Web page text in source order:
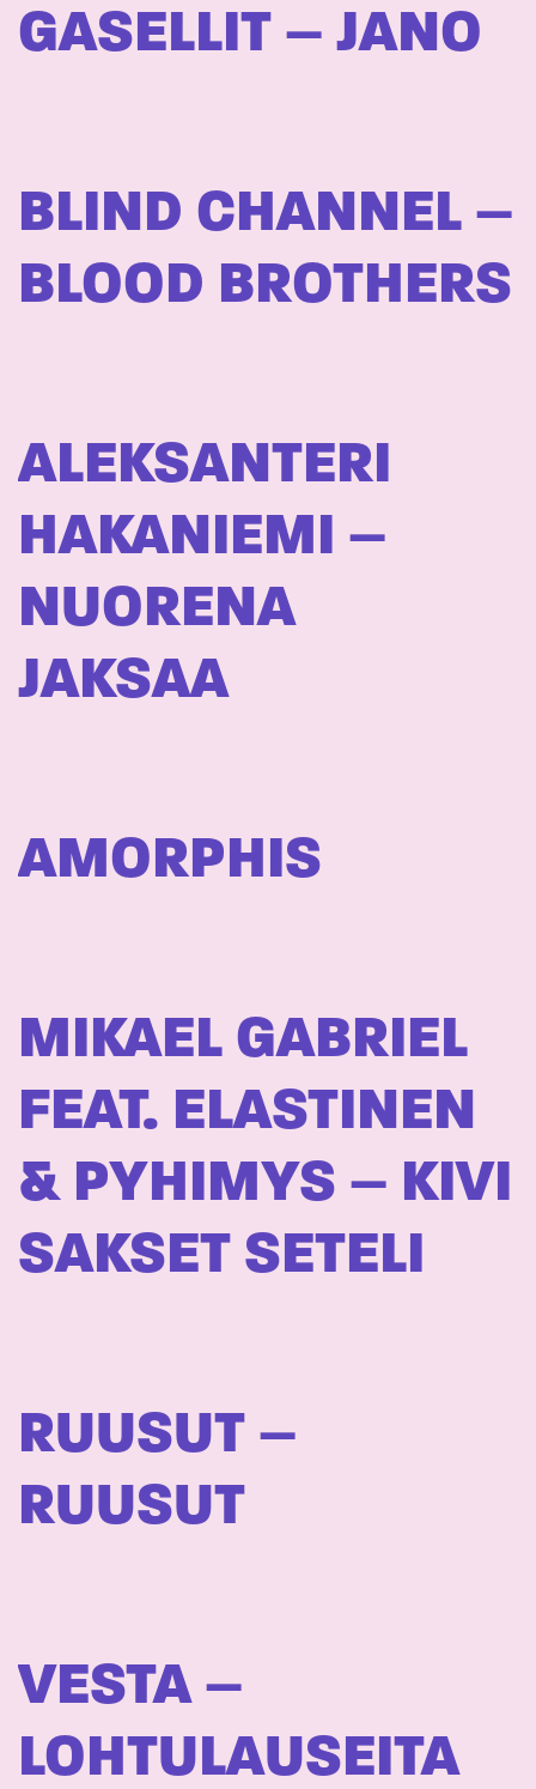
GASELLIT – JANO
BLIND CHANNEL –
BLOOD BROTHERS
ALEKSANTERI
HAKANIEMI –
NUORENA
JAKSAA
AMORPHIS
MIKAEL GABRIEL
FEAT. ELASTINEN
& PYHIMYS – KIVI
SAKSET SETELI
RUUSUT –
RUUSUT
VESTA –
LOHTULAUSEITA